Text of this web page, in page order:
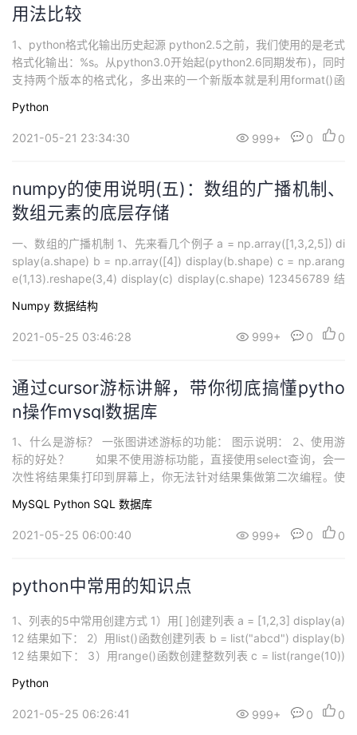
用法比较
1、python格式化输出历史起源 python2.5之前，我们使用的是老式
格式化输出：%s。从python3.0开始起(python2.6同期发布)，同时
支持两个版本的格式化，多出来的一个新版本就是利用format()函
输出呢？ 虽然老式的语法，兼容性很好，但是它的功能很少，很难
完成复杂的任务，...
Python
2021-05-21 23:34:30 999+ 0 0
numpy的使用说明(五)：数组的广播机制、
数组元素的底层存储
一、数组的广播机制 1、先来看几个例子 a = np.array([1,3,2,5]) di
splay(a.shape) b = np.array([4]) display(b.shape) c = np.arang
e(1,13).reshape(3,4) display(c) display(c.shape) 123456789 结
Numpy 数据结构
2021-05-25 03:46:28 999+ 0 0
通过cursor游标讲解，带你彻底搞懂pytho
n操作mysql数据库
1、什么是游标？ 一张图讲述游标的功能： 图示说明： 2、使用游
标的好处？ 如果不使用游标功能，直接使用select查询，会一
次性将结果集打印到屏幕上，你无法针对结果集做第二次编程。使
进行自己的编程，得到我们最终想要的结果集。 3、利用python连
接数据库，经常会使用游标功能 1）以pyth...
MySQL Python SQL 数据库
2021-05-25 06:00:40 999+ 0 0
python中常用的知识点
1、列表的5中常用创建方式 1）用[ ]创建列表 a = [1,2,3] display(a)
12 结果如下： 2）用list()函数创建列表 b = list("abcd") display(b)
12 结果如下： 3）用range()函数创建整数列表 c = list(range(10))
Python
2021-05-25 06:26:41 999+ 0 0